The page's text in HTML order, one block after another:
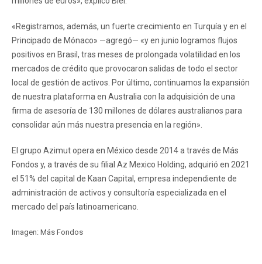
«Registramos, además, un fuerte crecimiento en Turquía y en el
Principado de Mónaco» —agregó— «y en junio logramos flujos
positivos en Brasil, tras meses de prolongada volatilidad en los
mercados de crédito que provocaron salidas de todo el sector
local de gestión de activos. Por último, continuamos la expansión
de nuestra plataforma en Australia con la adquisición de una
firma de asesoría de 130 millones de dólares australianos para
consolidar aún más nuestra presencia en la región».
El grupo Azimut opera en México desde 2014 a través de Más
Fondos y, a través de su filial Az Mexico Holding, adquirió en 2021
el 51% del capital de Kaan Capital, empresa independiente de
administración de activos y consultoría especializada en el
mercado del país latinoamericano.
Imagen: Más Fondos